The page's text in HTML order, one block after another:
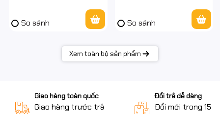
So sánh So sánh
Xem toàn bộ sản phẩm
Giao hàng toàn quốc
Giao hàng trước trả
Đổi trả dễ dàng
Đổi mới trong 15